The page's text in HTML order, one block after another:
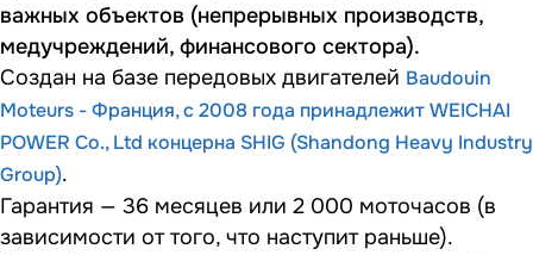
важных объектов (непрерывных производств,
медучреждений, финансового сектора).
Создан на базе передовых двигателей Baudouin
Moteurs - Франция, с 2008 года принадлежит WEICHAI
POWER Co., Ltd концерна SHIG (Shandong Heavy Industry
Group).
Гарантия — 36 месяцев или 2 000 моточасов (в
зависимости от того, что наступит раньше).